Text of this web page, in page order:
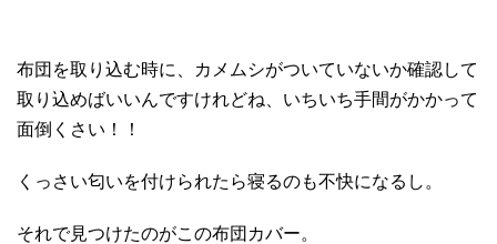
布団を取り込む時に、カメムシがついていないか確認して
取り込めばいいんですけれどね、いちいち手間がかかって
面倒くさい！！
くっさい匂いを付けられたら寝るのも不快になるし。
それで見つけたのがこの布団カバー。